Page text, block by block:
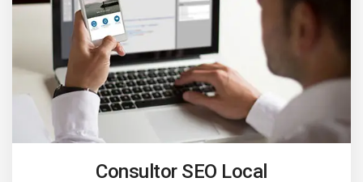
Consultor SEO Local